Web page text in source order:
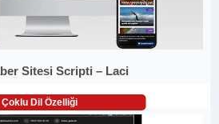
Sitesi Scripti – Laci
Çoklu Dil Özelliği